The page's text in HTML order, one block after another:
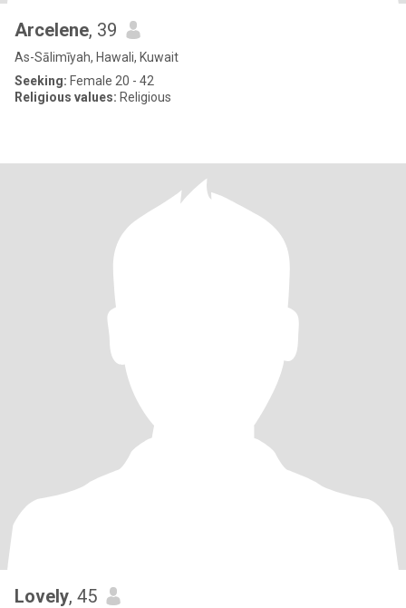
Arcelene, 39
As-Sālimīyah, Hawali, Kuwait
Seeking: Female 20 - 42
Religious values: Religious
Lovely, 45